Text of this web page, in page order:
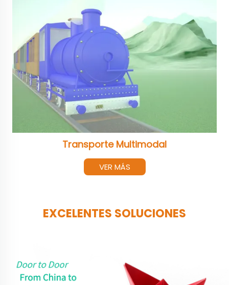
Transporte Multimodal
VER MÁS
EXCELENTES SOLUCIONES